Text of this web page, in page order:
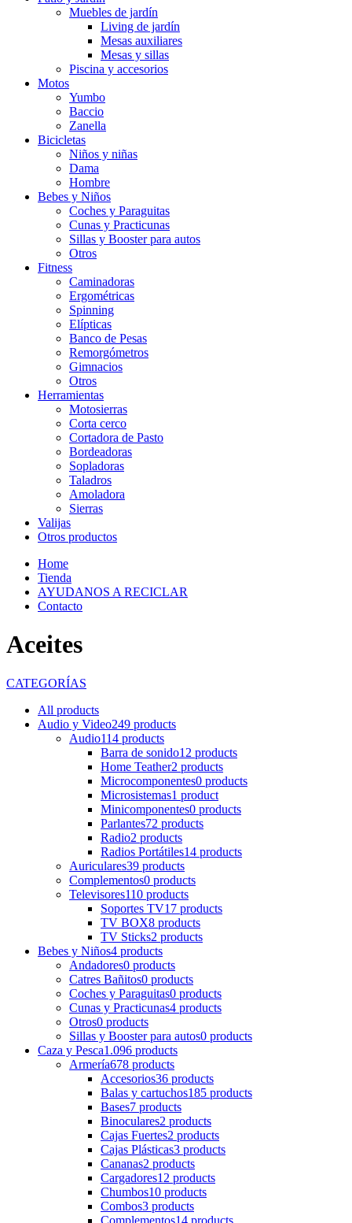
Muebles de jardín
Living de jardín
Mesas auxiliares
Mesas y sillas
Piscina y accesorios
Motos
Yumbo
Baccio
Zanella
Bicicletas
Niños y niñas
Dama
Hombre
Bebes y Niños
Coches y Paraguitas
Cunas y Practicunas
Sillas y Booster para autos
Otros
Fitness
Caminadoras
Ergométricas
Spinning
Elípticas
Banco de Pesas
Remorgómetros
Gimnacios
Otros
Herramientas
Motosierras
Corta cerco
Cortadora de Pasto
Bordeadoras
Sopladoras
Taladros
Amoladora
Sierras
Valijas
Otros productos
Home
Tienda
AYUDANOS A RECICLAR
Contacto
Aceites
CATEGORÍAS
All products
Audio y Video249 products
Audio114 products
Barra de sonido12 products
Home Teather2 products
Microcomponentes0 products
Microsistemas1 product
Minicomponentes0 products
Parlantes72 products
Radio2 products
Radios Portátiles14 products
Auriculares39 products
Complementos0 products
Televisores110 products
Soportes TV17 products
TV BOX8 products
TV Sticks2 products
Bebes y Niños4 products
Andadores0 products
Catres Bañitos0 products
Coches y Paraguitas0 products
Cunas y Practicunas4 products
Otros0 products
Sillas y Booster para autos0 products
Caza y Pesca1.096 products
Armería678 products
Accesorios36 products
Balas y cartuchos185 products
Bases7 products
Binoculares2 products
Cajas Fuertes2 products
Cajas Plásticas3 products
Cananas2 products
Cargadores12 products
Chumbos10 products
Combos3 products
Complementos14 products